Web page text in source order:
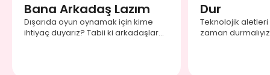
Bana Arkadaş Lazım
Dışarıda oyun oynamak için kime
ihtiyaç duyarız? Tabii ki arkadaşlara.
Dur
Teknolojik aletleri
zaman